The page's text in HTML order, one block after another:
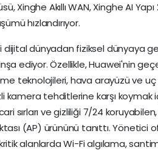
Xinghe Akıllı WAN, Xinghe AI
hızlandırıyor.
dijital dünyadan fiziksel dünyaya
ediyor. Özellikle, Huawei'nin
teknolojileri, hava arayüzü ve
kamera tehditlerine karşı koymak
sırları ve gizliliği 7/24
(AP) ürününü tanıttı. Yönetici
alanlarda Wi-Fi algılama,